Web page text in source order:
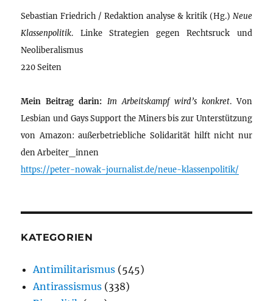
Sebastian Friedrich / Redaktion analyse & kritik (Hg.) Neue
Klassenpolitik. Linke Strategien gegen Rechtsruck und
Neoliberalismus
220 Seiten
Mein Beitrag darin: Im Arbeitskampf wird’s konkret. Von
Lesbian und Gays Support the Miners bis zur Unterstützung
von Amazon: außerbetriebliche Solidarität hilft nicht nur
den Arbeiter_innen
https://peter-nowak-journalist.de/neue-klassenpolitik/
KATEGORIEN
Antimilitarismus (545)
Antirassismus (338)